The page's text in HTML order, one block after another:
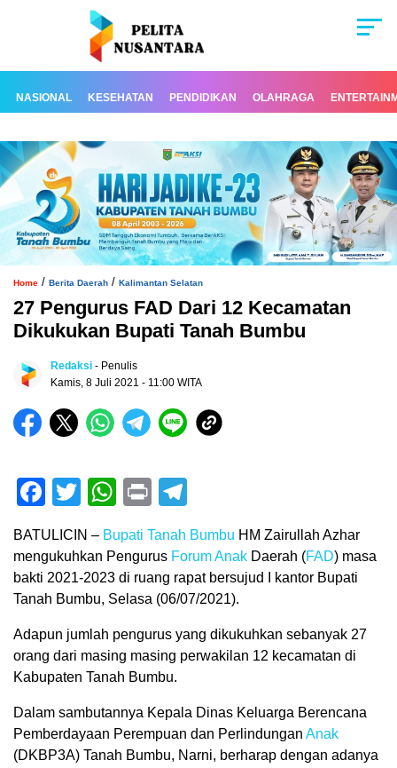
NASIONAL KESEHATAN PENDIDIKAN OLAHRAGA
Home / Berita Daerah / Kalimantan Selatan
27 Pengurus FAD Dari 12 Kecamatan
Dikukukan Bupati Tanah Bumbu
Redaksi - Penulis
Kamis, 8 Juli 2021 - 11:00 WITA
Facebook
TwitterWhatsApp
Print
BATULICIN – Bupati Tanah Bumbu HM Zairullah Azhar
mengukuhkan Pengurus Forum Anak Daerah (FAD) masa
bakti 2021-2023 di ruang rapat bersujud I kantor Bupati
Tanah Bumbu, Selasa (06/07/2021).
Adapun jumlah pengurus yang dikukuhkan sebanyak 27
orang dari masing masing perwakilan 12 kecamatan di
Kabupaten Tanah Bumbu.
Dalam sambutannya Kepala Dinas Keluarga Berencana
Pemberdayaan Perempuan dan Perlindungan Anak
(DKBP3A) Tanah Bumbu, Narni, berharap dengan adanya